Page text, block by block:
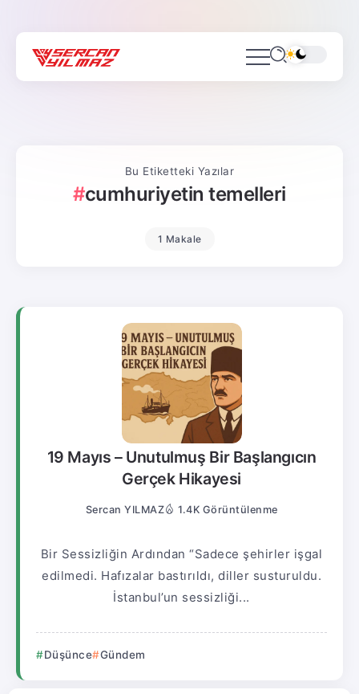
Bu Etiketteki Yazılar
cumhuriyetin temelleri
1 Makale
19 Mayıs – Unutulmuş Bir Başlangıcın
Gerçek Hikayesi
Sercan YILMAZ 1.4K Görüntülenme
Bir Sessizliğin Ardından “Sadece şehirler işgal
edilmedi. Hafızalar bastırıldı, diller susturuldu.
İstanbul’un sessizliği...
Düşünce Gündem